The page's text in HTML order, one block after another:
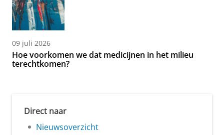
09 juli 2026
Hoe voorkomen we dat medicijnen in het milieu
terechtkomen?
Direct naar
Nieuwsoverzicht